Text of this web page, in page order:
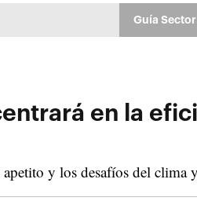
Guía Sector
en la
y los desafíos del clima